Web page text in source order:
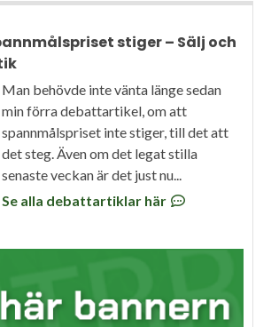
stiger – Sälj och
Man behövde inte vänta länge sedan
min förra debattartikel, om att
spannmålspriset inte stiger, till det att
det steg. Även om det legat stilla
senaste veckan är det just nu...
Se alla debattartiklar här